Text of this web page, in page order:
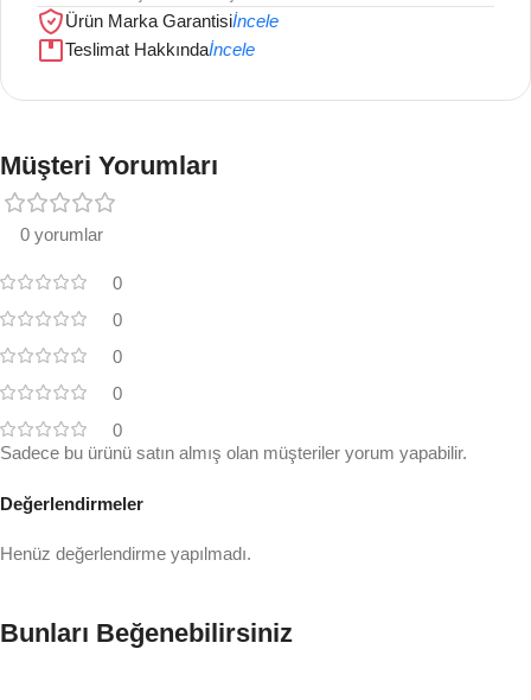
Ürün Marka Garantisiİncele
Teslimat Hakkındaİncele
Müşteri Yorumları
0 yorumlar
0
0
0
0
0
Değerlendirmeler
Henüz değerlendirme yapılmadı.
Sadece bu ürünü satın almış olan müşteriler yorum yapabilir.
Bunları Beğenebilirsiniz